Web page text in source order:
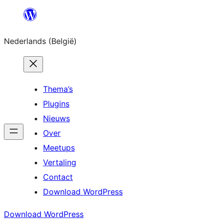
Spring
de
inhoud
Nederlands (België)
Thema’s
Plugins
Nieuws
Over
Meetups
Vertaling
Contact
Download WordPress
Download WordPress